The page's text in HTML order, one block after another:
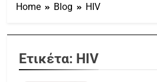
Home Blog HIV
Ετικέτα: HIV